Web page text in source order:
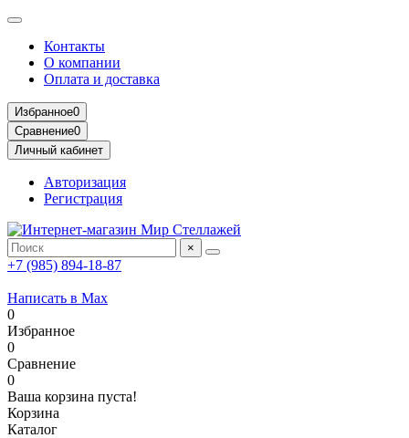
Контакты
О компании
Оплата и доставка
Избранное0
Сравнение0
Личный кабинет
Авторизация
Регистрация
×
+7 (985) 894-18-87
Написать в Max
0
Избранное
0
Сравнение
0
Ваша корзина пуста!
Корзина
Каталог